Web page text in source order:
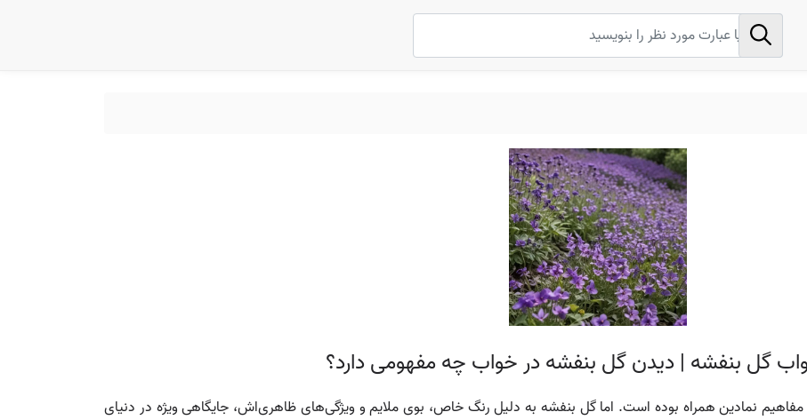
گل بنفشه | دیدن گل بنفشه در خواب چه مفهومی دارد؟
نمادین همراه بوده است. اما گل بنفشه به دلیل رنگ خاص، بوی ملایم و ویژگی‌های ظاهری‌اش، جایگاهی ویژه در دنیای